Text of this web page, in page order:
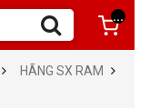
...
HÃNG SX RAM